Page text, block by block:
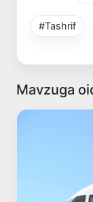
#Tashrif
Mavzuga